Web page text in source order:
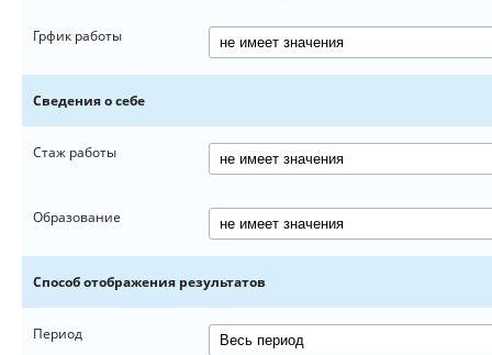
Грфик работы
Сведения о себе
Стаж работы
Образование
Способ отображения результатов
Период